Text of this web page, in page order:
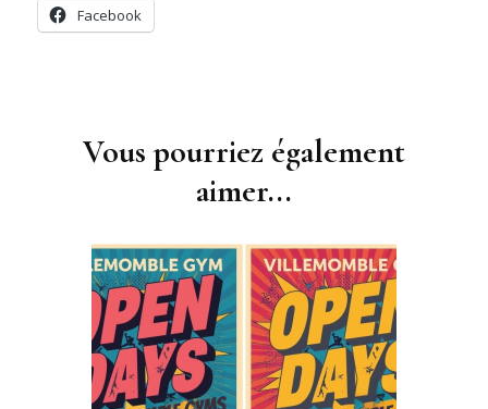
Facebook
Vous pourriez également
aimer...